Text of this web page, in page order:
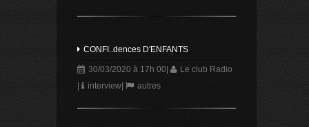
CONFI..dences D'ENFANTS
30/03/2020 à 17h 00
Le club Radio
interview| autres